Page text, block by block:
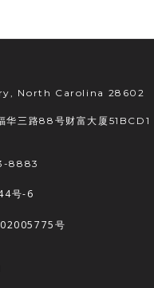
North Carolina 28602
华三路88号财富大厦51BCD1
8883
号-6
号